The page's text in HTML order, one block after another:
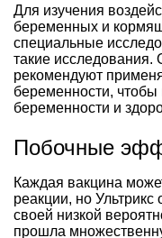
Для изучения
беременных и
специальные
такие
рекомендуют
беременности, чтобы
беременности и
Побочные
Каждая вакцина
реакции, но Ультрикс
своей низкой
прошла